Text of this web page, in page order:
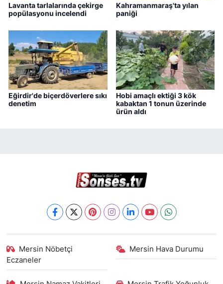
Lavanta tarlalarında çekirge
popülasyonu incelendi
Kahramanmaraş'ta yılan
paniği
Eğirdir'de biçerdöverlere sıkı
denetim
Hobi amaçlı ektiği 3 kök
kabaktan 1 tonun üzerinde
ürün aldı
Mersin Nöbetçi
Eczaneler
Mersin Hava Durumu